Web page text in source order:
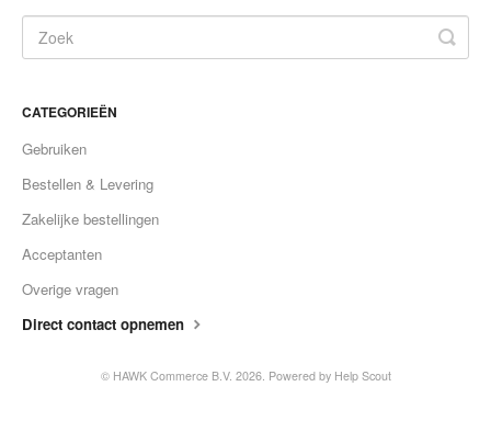
CATEGORIEËN
Gebruiken
Bestellen & Levering
Zakelijke bestellingen
Acceptanten
Overige vragen
Direct contact opnemen
© HAWK Commerce B.V. 2026. Powered by Help Scout